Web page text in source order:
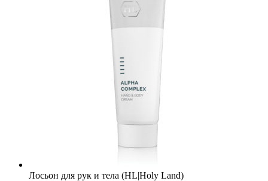
Лосьон для рук и тела (HL|Holy Land)